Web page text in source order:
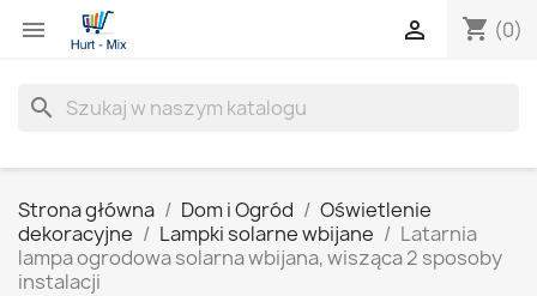
 shopping_cart (0)

search
Strona główna Dom i Ogród
Oświetlenie
dekoracyjne
Lampki solarne wbijane
Latarnia
lampa ogrodowa solarna wbijana, wisząca 2 sposoby
instalacji